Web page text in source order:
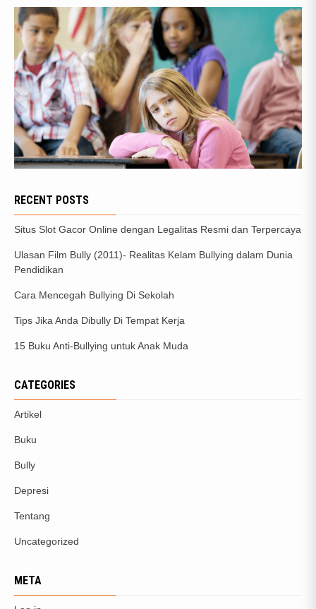
RECENT POSTS
Situs Slot Gacor Online dengan Legalitas Resmi dan Terpercaya
Ulasan Film Bully (2011)- Realitas Kelam Bullying dalam Dunia
Pendidikan
Cara Mencegah Bullying Di Sekolah
Tips Jika Anda Dibully Di Tempat Kerja
15 Buku Anti-Bullying untuk Anak Muda
CATEGORIES
Artikel
Buku
Bully
Depresi
Tentang
Uncategorized
META